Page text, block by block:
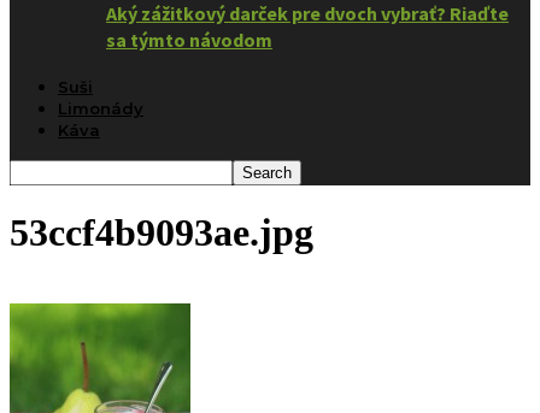
Aký zážitkový darček pre dvoch vybrať? Riaďte
sa týmto návodom
Suši
Limonády
Káva
53ccf4b9093ae.jpg